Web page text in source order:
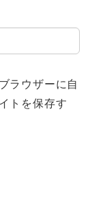
ラウザーに自
トを保存す